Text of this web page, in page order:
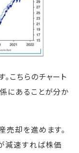
こちらのチャート
にあることが分か
却を進めます。
減速すれば株価